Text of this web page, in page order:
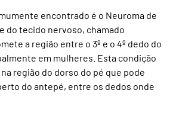
encontrado é o Neuroma de
do tecido nervoso, chamado
a região entre o 3º e o 4º dedo do
em mulheres. Esta condição
região do dorso do pé que pode
do antepé, entre os dedos onde